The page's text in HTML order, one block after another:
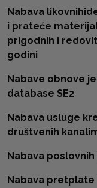
Nabava
i prateće
prigodnih i
godini
Nabave obnove
database SE2
Nabava usluge
društvenih
Nabava
Nabava pretplate